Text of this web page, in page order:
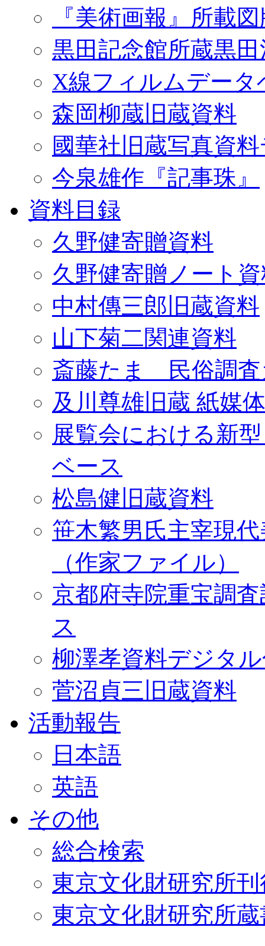
『美術画報』所載
黒田記念館所蔵黒
X線フィルムデータ
森岡柳蔵旧蔵資料
國華社旧蔵写真資
今泉雄作『記事珠』
資料目録
久野健寄贈資料
久野健寄贈ノート
中村傳三郎旧蔵資料
山下菊二関連資料
斎藤たま 民俗調査
及川尊雄旧蔵 紙媒
展覧会における新
ベース
松島健旧蔵資料
笹木繁男氏主宰現
（作家ファイル）
京都府寺院重宝調
ス
柳澤孝資料デジタ
菅沼貞三旧蔵資料
活動報告
日本語
英語
その他
総合検索
東京文化財研究所
東京文化財研究所